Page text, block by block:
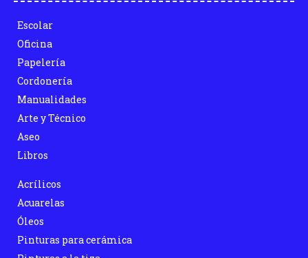
Escolar
Oficina
Papelería
Cordonería
Manualidades
Arte y Técnico
Aseo
Libros
Acrílicos
Acuarelas
Óleos
Pinturas para cerámica